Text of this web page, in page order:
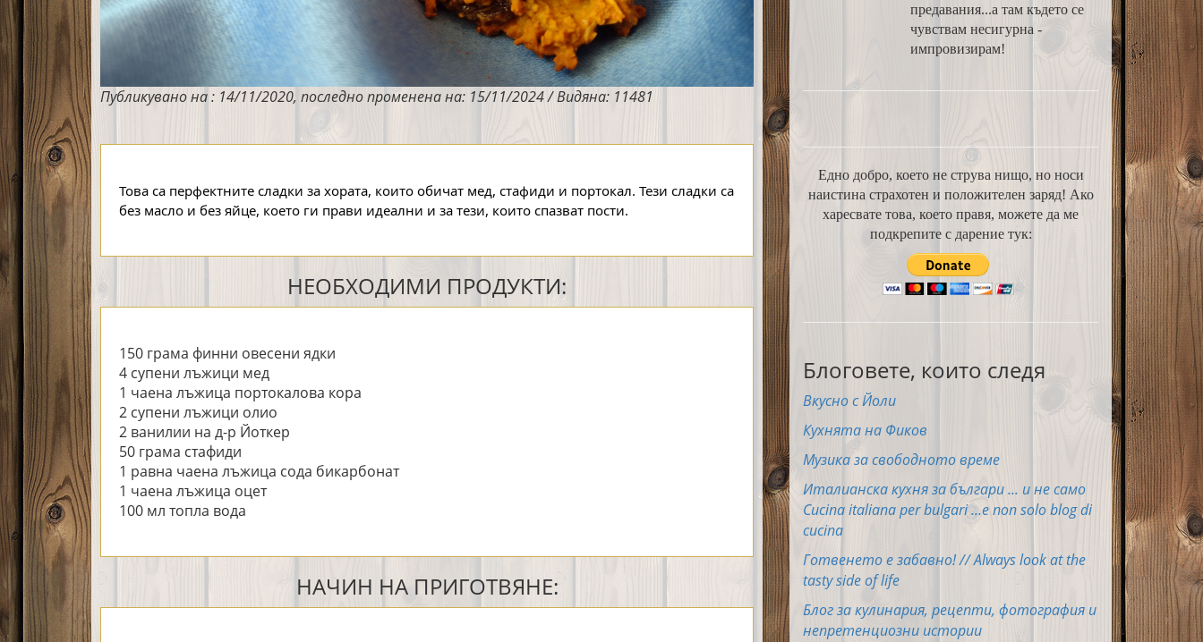
Публикувано на : 14/11/2020, последно променена на: 15/11/2024 / Видяна: 11481
Това са перфектните сладки за хората, които обичат мед, стафиди и портокал. Тези сладки са
без масло и без яйце, което ги прави идеални и за тези, които спазват пости.
НЕОБХОДИМИ ПРОДУКТИ:
150 грама финни овесени ядки
4 супени лъжици мед
1 чаена лъжица портокалова кора
2 супени лъжици олио
2 ванилии на д-р Йоткер
50 грама стафиди
1 равна чаена лъжица сода бикарбонат
1 чаена лъжица оцет
100 мл топла вода
НАЧИН НА ПРИГОТВЯНЕ:
предавания...а там където се
чувствам несигурна -
импровизирам!
Едно добро, което не струва нищо, но носи
наистина страхотен и положителен заряд! Ако
харесвате това, което правя, можете да ме
подкрепите с дарение тук:
Блоговете, които следя
Вкусно с Йоли
Кухнята на Фиков
Музика за свободното време
Италианска кухня за българи ... и не само
Cucina italiana per bulgari ...e non solo blog di
cucina
Готвенето е забавно! // Always look at the
tasty side of life
Блог за кулинария, рецепти, фотография и
непретенциозни истории